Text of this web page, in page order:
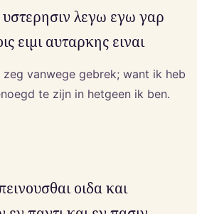
υστερησιν λεγω εγω γαρ
ειμι αυταρκης ειναι
vanwege gebrek; want ik heb
te zijn in hetgeen ik ben.
οιδα και